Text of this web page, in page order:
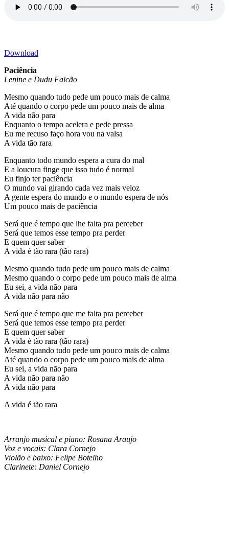
Download
Paciência
Lenine e Dudu Falcão
Mesmo quando tudo pede um pouco mais de calma
Até quando o corpo pede um pouco mais de alma
A vida não para
Enquanto o tempo acelera e pede pressa
Eu me recuso faço hora vou na valsa
A vida tão rara
Enquanto todo mundo espera a cura do mal
E a loucura finge que isso tudo é normal
Eu finjo ter paciência
O mundo vai girando cada vez mais veloz
A gente espera do mundo e o mundo espera de nós
Um pouco mais de paciência
Será que é tempo que lhe falta pra perceber
Será que temos esse tempo pra perder
E quem quer saber
A vida é tão rara (tão rara)
Mesmo quando tudo pede um pouco mais de calma
Mesmo quando o corpo pede um pouco mais de alma
Eu sei, a vida não para
A vida não para não
Será que é tempo que me falta pra perceber
Será que temos esse tempo pra perder
E quem quer saber
A vida é tão rara (tão rara)
Mesmo quando tudo pede um pouco mais de calma
Até quando o corpo pede um pouco mais de alma
Eu sei, a vida não para
A vida não para não
A vida não para
A vida é tão rara
Arranjo musical e piano: Rosana Araujo
Voz e vocais: Clara Cornejo
Violão e baixo: Felipe Botelho
Clarinete: Daniel Cornejo